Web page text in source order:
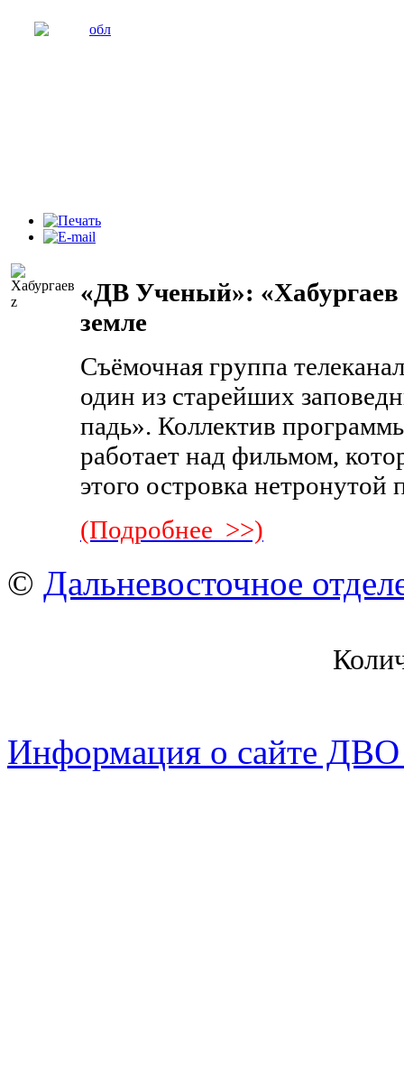
«ДВ Ученый»: «Хабургаев
земле
Съёмочная группа
один из старейших
падь». Коллектив
работает над фильмом,
этого островка нетронутой
(Подробнее >>)
© Дальневосточное
Информация о сайте